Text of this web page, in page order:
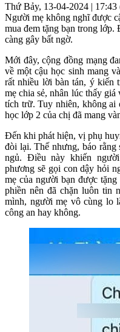
Thứ Bảy, 13-04-2024 |
Người mẹ không nghĩ được
mua đem tặng bạn trong lớp.
càng gây bất ngờ.
Mới đây, cộng đồng mạng
về một cậu học sinh mang
rất nhiều lời bàn tán, ý kiến
mẹ chia sẻ, nhân lúc thấy
tích trữ. Tuy nhiên, không ai
học lớp 2 của chị đã mang
Đến khi phát hiện, vị phụ
đòi lại. Thế nhưng, báo rằng
ngủ. Điều này khiến
phương sẽ gọi con dậy hỏi
mẹ của người bạn được
phiền nên đã chặn luôn tin
mình, người mẹ vô cùng lo
công an hay không.